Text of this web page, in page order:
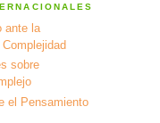
ante la
sobre
el Pensamiento